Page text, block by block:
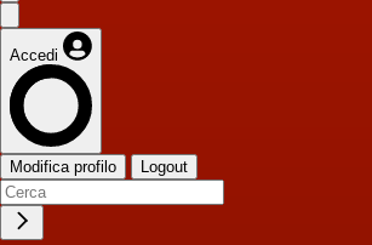
Accedi
Modifica profilo Logout